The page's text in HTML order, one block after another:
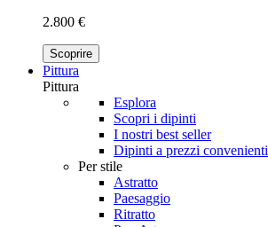
2.800 €
Scoprire
Pittura
Pittura
Esplora
Scopri i dipinti
I nostri best seller
Dipinti a prezzi convenienti
Per stile
Astratto
Paesaggio
Ritratto